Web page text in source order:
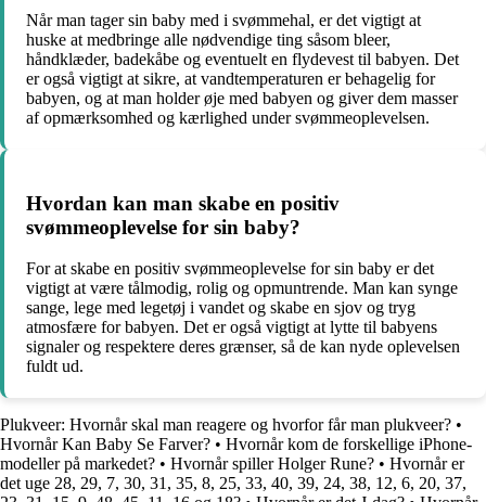
Når man tager sin baby med i svømmehal, er det vigtigt at
huske at medbringe alle nødvendige ting såsom bleer,
håndklæder, badekåbe og eventuelt en flydevest til babyen. Det
er også vigtigt at sikre, at vandtemperaturen er behagelig for
babyen, og at man holder øje med babyen og giver dem masser
af opmærksomhed og kærlighed under svømmeoplevelsen.
Hvordan kan man skabe en positiv
svømmeoplevelse for sin baby?
For at skabe en positiv svømmeoplevelse for sin baby er det
vigtigt at være tålmodig, rolig og opmuntrende. Man kan synge
sange, lege med legetøj i vandet og skabe en sjov og tryg
atmosfære for babyen. Det er også vigtigt at lytte til babyens
signaler og respektere deres grænser, så de kan nyde oplevelsen
fuldt ud.
Plukveer: Hvornår skal man reagere og hvorfor får man plukveer? •
Hvornår Kan Baby Se Farver? • Hvornår kom de forskellige iPhone-
modeller på markedet? • Hvornår spiller Holger Rune? • Hvornår er
det uge 28, 29, 7, 30, 31, 35, 8, 25, 33, 40, 39, 24, 38, 12, 6, 20, 37,